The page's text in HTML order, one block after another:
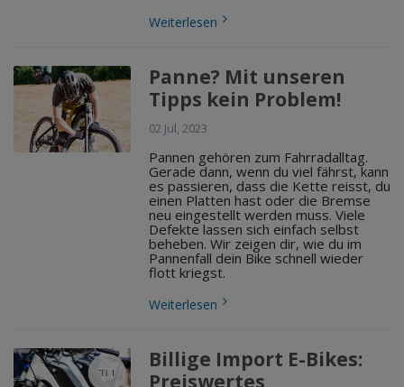
Weiterlesen
Panne? Mit unseren
Tipps kein Problem!
02 Jul, 2023
Pannen gehören zum Fahrradalltag.
Gerade dann, wenn du viel fährst, kann
es passieren, dass die Kette reisst, du
einen Platten hast oder die Bremse
neu eingestellt werden muss. Viele
Defekte lassen sich einfach selbst
beheben. Wir zeigen dir, wie du im
Pannenfall dein Bike schnell wieder
flott kriegst.
Weiterlesen
Billige Import E-Bikes:
Preiswertes